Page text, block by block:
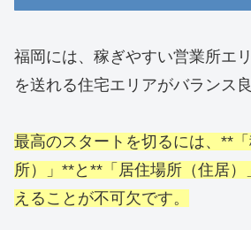
福岡には、稼ぎやすい営業所エ
を送れる住宅エリアがバランス
最高のスタートを切るには、**
所）」**と**「居住場所（住居
えることが不可欠です。